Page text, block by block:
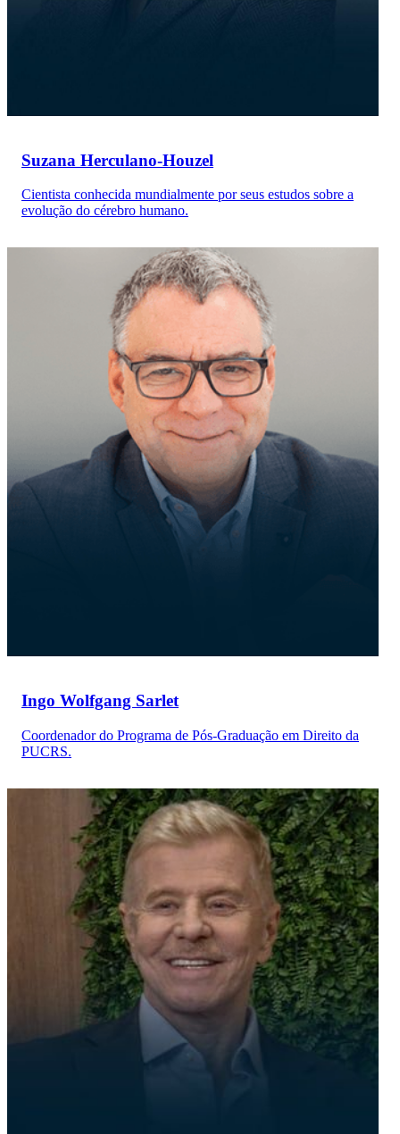
Suzana Herculano-Houzel
Cientista conhecida mundialmente por seus estudos sobre a
evolução do cérebro humano.
Ingo Wolfgang Sarlet
Coordenador do Programa de Pós-Graduação em Direito da
PUCRS.